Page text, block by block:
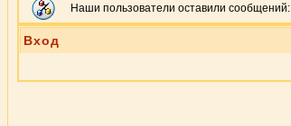
Наши пользователи оставили сообщений:
Вход